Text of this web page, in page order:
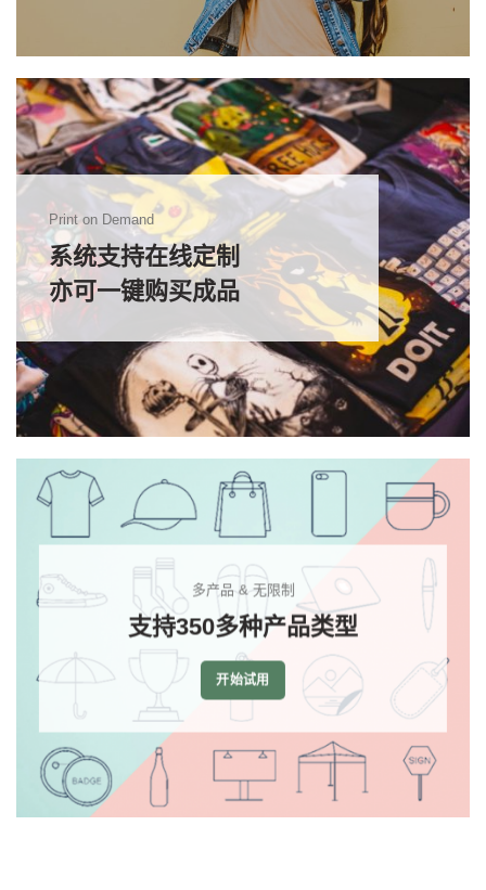
Print on Demand
系统支持在线定制
亦可一键购买成品
多产品 & 无限制
支持350多种产品类型
开始试用